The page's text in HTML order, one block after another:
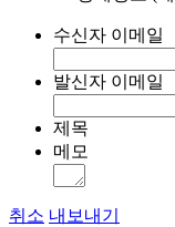
수신자 이메일
발신자 이메일
제목
메모
취소 내보내기